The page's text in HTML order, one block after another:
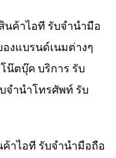
นค้าไอที รับจำนำมือ
งแบรนด์เนมต่างๆ
น๊ตบุ๊ค บริการ รับ
จำนำโทรศัพท์ รับ
าไอที รับจำนำมือถือ